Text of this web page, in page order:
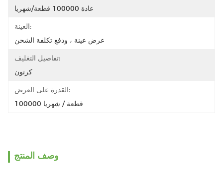
عادة 100000 قطعة/شهريا
العينة:
عرض عينة ، ودفع تكلفة الشحن
تفاصيل التغليف:
كرتون
القدرة على العرض:
100000 قطعة / شهريا
وصف المنتج